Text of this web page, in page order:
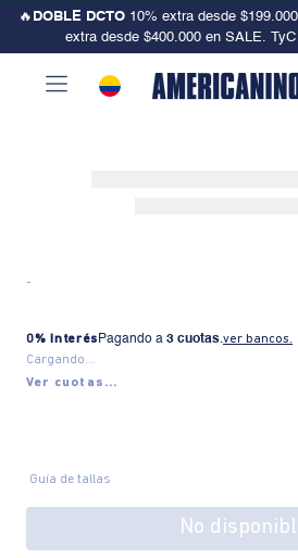
🔥 DOBLE DCTO 10% extra desde
extra desde $400.000 en SALE. TyC
-
0% Interés Pagando a 3 cuotas.ver bancos.
Cargando...
Ver cuotas...
Guía de tallas
No